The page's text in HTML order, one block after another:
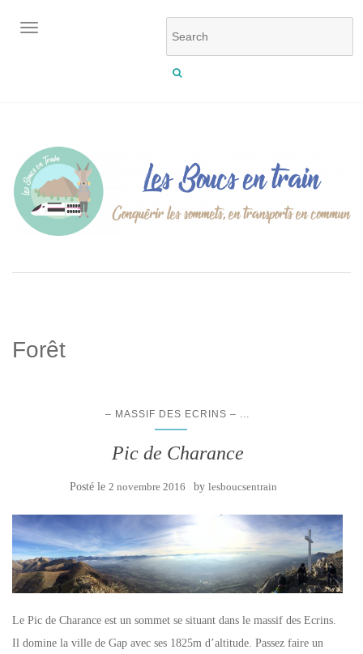
OUVRIR/FERMER LA NAVIGATION
Forêt
– MASSIF DES ECRINS –
Pic de Charance
Posté le 2 novembre 2016 by lesboucsentrain
Le Pic de Charance est un sommet se situant dans le massif des Ecrins.
Il domine la ville de Gap avec ses 1825m d’altitude. Passez faire un